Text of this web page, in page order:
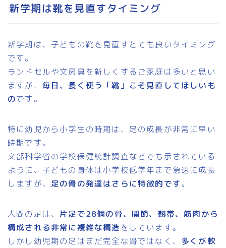
新学期は靴を見直すタイミング
新学期は、子どもの靴を見直すとても良いタイミング
です。
ランドセルや文房具を新しくするご家庭は多いと思い
ますが、 毎日、長く使う「靴」こそ見直してほしいも
のです。
特に幼児から小学生の時期は、足の成長が非常に早い
時期です。
文部科学省の学校保健統計調査などでも示されている
ように、子どもの身体は小学校低学年まで急速に成長
しますが、 足の骨の発達はさらに特徴的です。
人間の足は、 片足で28個の骨、関節、靱帯、筋肉から
構成される非常に複雑な構造 をしています。
しかし幼児期の足はまだ完全な骨ではなく、 多くが軟